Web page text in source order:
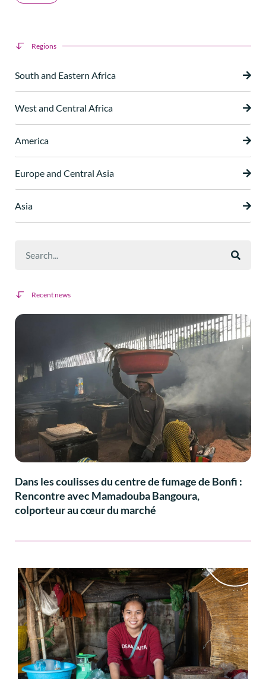
Regions
South and Eastern Africa
West and Central Africa
America
Europe and Central Asia
Asia
Recent news
Dans les coulisses du centre de fumage de Bonfi :
Rencontre avec Mamadouba Bangoura,
colporteur au cœur du marché